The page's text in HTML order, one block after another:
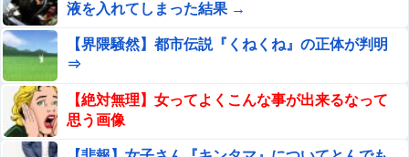
液を入れてしまった結果 →
【界隈騒然】都市伝説『くねくね』の正体が判明
⇒
【絶対無理】女ってよくこんな事が出来るなって
思う画像